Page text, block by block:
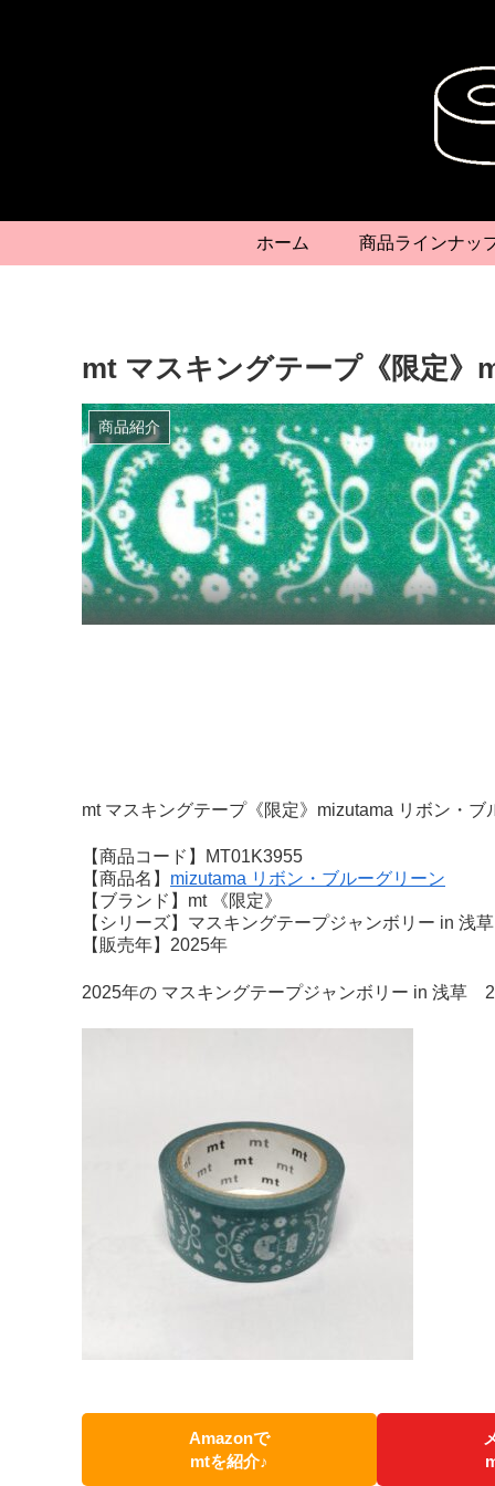
ホーム 商品ラインナッ
mt マスキングテープ《限定》
商品紹介
mt マスキングテープ《限定》mizutama リボン・
【商品コード】MT01K3955
【商品名】 mizutama リボン・ブルーグリーン
【ブランド】mt 《限定》
【シリーズ】マスキングテープジャンボリー in 浅
【販売年】2025年
2025年の マスキングテープジャンボリー in 浅草
Amazonで
mtを紹介♪